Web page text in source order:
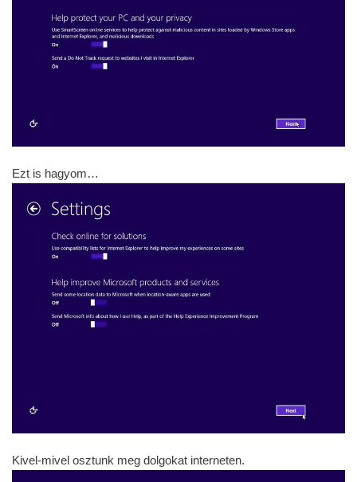
Ezt is hagyom…
Kivel-mivel osztunk meg dolgokat interneten.